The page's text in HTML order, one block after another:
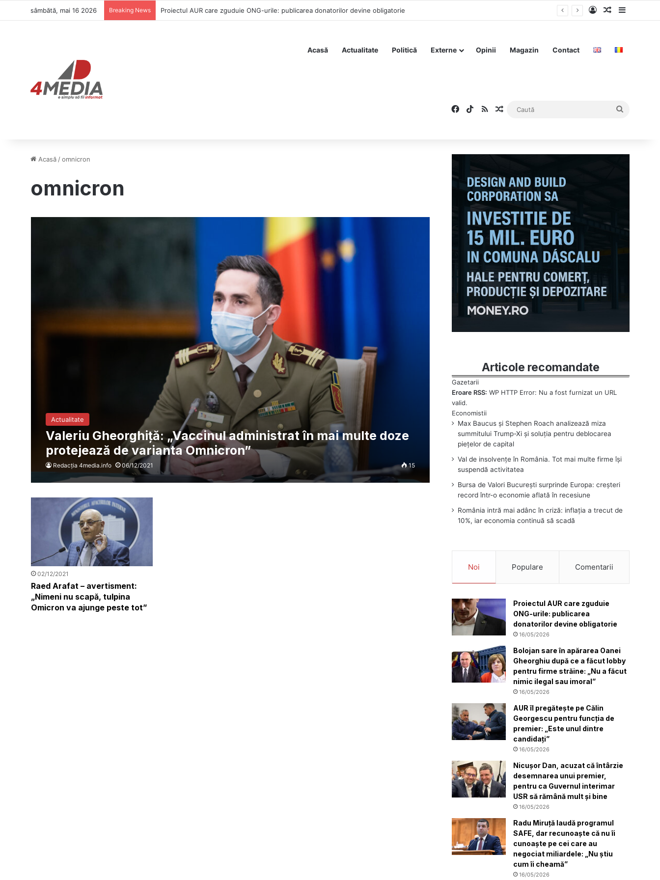
sâmbătă, mai 16 2026 Breaking News Proiectul AUR care zguduie ONG-urile: publicarea donatorilor devine obligatorie Log InArticolSidebar
Acasă Actualitate Politică Externe Opinii Magazin Contact
Facebook
TikTok
RSSArticol aleatoriu
Acasă /omnicron
omnicron
Actualitate
Valeriu Gheorghiță: „Vaccinul administrat în mai multe doze
protejează de varianta Omnicron”
Redacția 4media.info 06/12/2021 15
02/12/2021
Raed Arafat – avertisment:
„Nimeni nu scapă, tulpina
Omicron va ajunge peste tot”
Articole recomandate
Eroare RSS: WP HTTP Error: Nu a fost furnizat un URL
valid.
Max Baucus și Stephen Roach analizează miza
summitului Trump-Xi și soluția pentru deblocarea
piețelor de capital
Val de insolvențe în România. Tot mai multe firme își
suspendă activitatea
Bursa de Valori București surprinde Europa: creșteri
record într-o economie aflată în recesiune
România intră mai adânc în criză: inflația a trecut de
10%, iar economia continuă să scadă
Noi Populare Comentarii
Proiectul AUR care zguduie
ONG-urile: publicarea
donatorilor devine obligatorie
16/05/2026
Bolojan sare în apărarea Oanei
Gheorghiu după ce a făcut lobby
pentru firme străine: „Nu a făcut
nimic ilegal sau imoral”
16/05/2026
AUR îl pregătește pe Călin
Georgescu pentru funcția de
premier: „Este unul dintre
candidați”
16/05/2026
Nicușor Dan, acuzat că întârzie
desemnarea unui premier,
pentru ca Guvernul interimar
USR să rămână mult și bine
16/05/2026
Radu Miruță laudă programul
SAFE, dar recunoaște că nu îi
cunoaște pe cei care au
negociat miliardele: „Nu știu
cum îi cheamă”
16/05/2026